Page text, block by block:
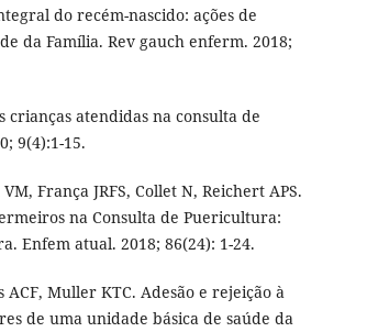
do recém-nascido: ações de
da Família. Rev gauch enferm. 2018;
crianças atendidas na consulta de
9(4):1-15.
França JRFS, Collet N, Reichert APS.
na Consulta de Puericultura:
Enfem atual. 2018; 86(24): 1-24.
ACF, Muller KTC. Adesão e rejeição à
de uma unidade básica de saúde da